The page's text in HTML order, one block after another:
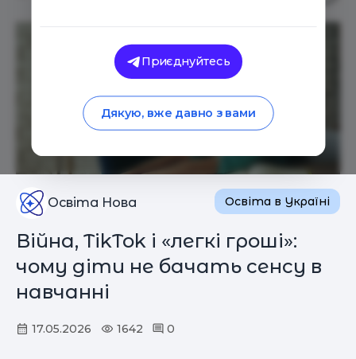
Освіта Нова Освіта в Україні
Війна, TikTok і «легкі гроші»:
чому діти не бачать сенсу в
навчанні
17.05.2026 1642 0
Приєднуйтесь
Дякую, вже давно з вами